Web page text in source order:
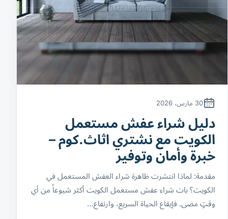
30 مارس، 2026
دليل شراء عفش مستعمل
الكويت مع نشتري اثاث.كوم –
خبرة وأمان وتوفير
مقدمة: لماذا انتشرت ظاهرة شراء العفش المستعمل في
الكويت؟ بات شراء عفش مستعمل الكويت أكثر شيوعاً من أي
وقتٍ مضى. فإيقاع الحياة السريع، وارتفاع…